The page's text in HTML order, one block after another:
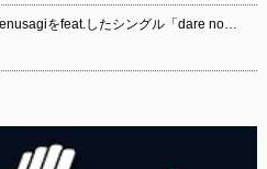
をfeat.したシングル「dare no…